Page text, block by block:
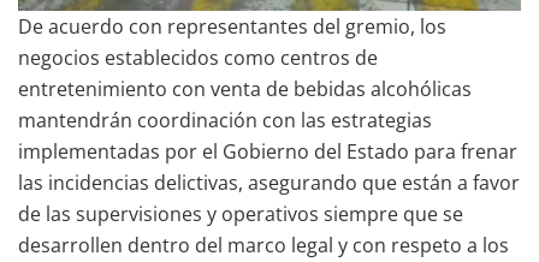
De acuerdo con representantes del gremio, los
negocios establecidos como centros de
entretenimiento con venta de bebidas alcohólicas
mantendrán coordinación con las estrategias
implementadas por el Gobierno del Estado para frenar
las incidencias delictivas, asegurando que están a favor
de las supervisiones y operativos siempre que se
desarrollen dentro del marco legal y con respeto a los